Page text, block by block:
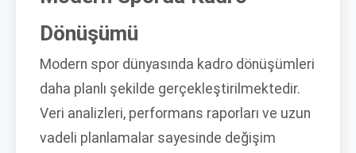
Dönüşümü
Modern spor dünyasında kadro dönüşümleri
daha planlı şekilde gerçekleştirilmektedir.
Veri analizleri, performans raporları ve uzun
vadeli planlamalar sayesinde değişim